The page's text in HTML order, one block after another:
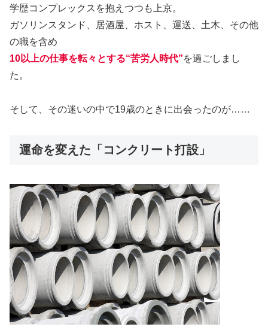
学歴コンプレックスを抱えつつも上京。
ガソリンスタンド、居酒屋、ホスト、運送、土木、その他
の職を含め
10以上の仕事を転々とする“苦労人時代”を過ごしまし
た。
そして、その迷いの中で19歳のときに出会ったのが……
運命を変えた「コンクリート打設」